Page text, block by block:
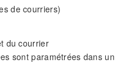
de courriers)
du courrier
sont paramétrées dans un